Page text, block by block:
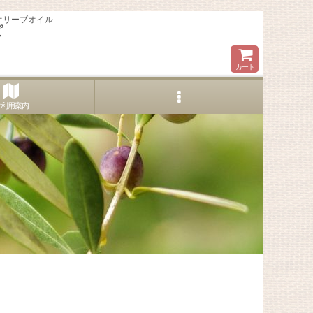
リーブオイル
カート
用案内